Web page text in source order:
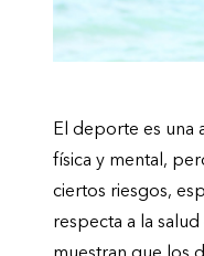
El deporte es una
física y mental,
ciertos riesgos,
respecta a la salud